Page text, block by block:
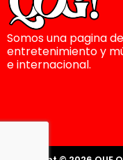
Somos una pagina
entretenimiento y
e internacional.